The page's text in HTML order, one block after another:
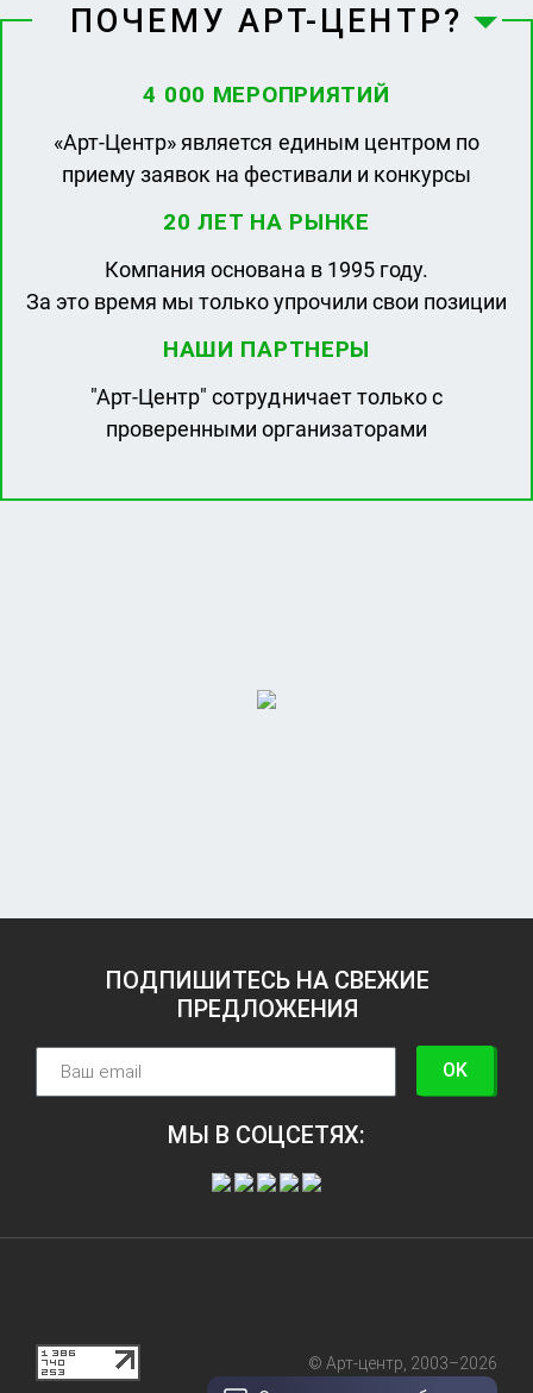
ПОЧЕМУ АРТ-ЦЕНТР?
4 000 МЕРОПРИЯТИЙ
«Арт-Центр» является единым центром по
приему заявок на фестивали и конкурсы
20 ЛЕТ НА РЫНКЕ
Компания основана в 1995 году.
За это время мы только упрочили свои позиции
НАШИ ПАРТНЕРЫ
"Арт-Центр" сотрудничает только с
проверенными организаторами
© Арт-центр, 2003–2026
ПОДПИШИТЕСЬ НА СВЕЖИЕ
ПРЕДЛОЖЕНИЯ
OK
МЫ В СОЦСЕТЯХ: